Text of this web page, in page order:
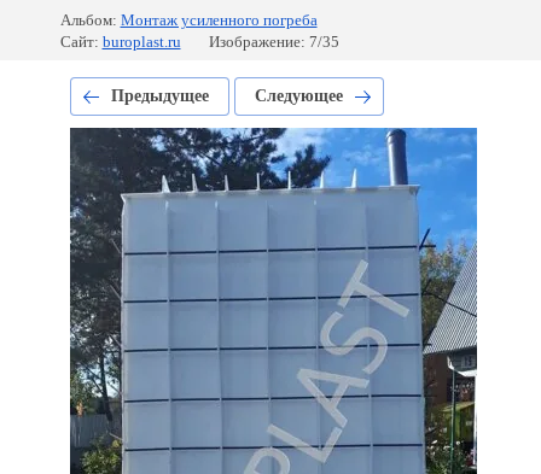
Альбом: Монтаж усиленного погреба
Сайт: buroplast.ru Изображение: 7/35
Предыдущее Следующее